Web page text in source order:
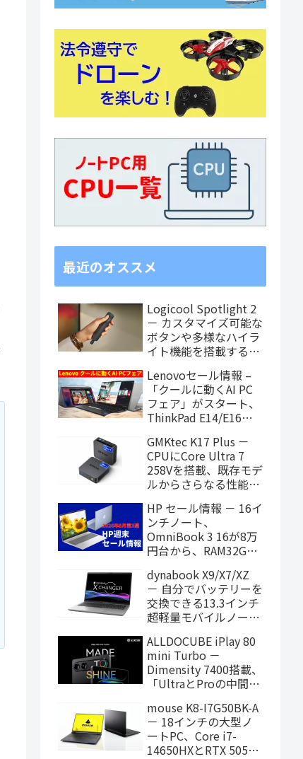
最近のオススメ
Logicool Spotlight 2
－ カスタマイズ可能な
ボタンや多様なハイラ
イト機能を搭載するワ
Lenovoセール情報 –
「クールに動くAI PC
フェア」がスタート、
ThinkPad E14/E16や
お買い得に
GMKtec K17 Plus －
CPUにCore Ultra 7
258Vを搭載、既存モデ
ルからさらなる性能ア
HP セール情報 － 16イ
ンチノート、
OmniBook 3 16が8万
円台から、RAM32GB
価格に！
dynabook X9/X7/XZ
－ 自分でバッテリーを
交換できる13.3インチ
超軽量モバイルノート
に！
ALLDOCUBE iPlay 80
mini Turbo －
Dimensity 7400搭載、
「UltraとProの中間ス
タブレット、発売記念
価格は29,999円！
mouse K8-I7G50BK-A
－ 18インチの大型ノ
ートPC、Core i7-
14650HXとRTX 5050